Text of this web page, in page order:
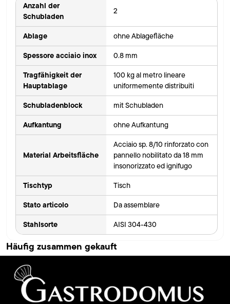
Anzahl der
Schubladen
2
Ablage ohne Ablagefläche
Spessore acciaio inox 0.8 mm
Tragfähigkeit der
Hauptablage
100 kg al metro lineare
uniformemente distribuiti
Schubladenblock mit Schubladen
Aufkantung ohne Aufkantung
Material Arbeitsfläche
Acciaio sp. 8/10 rinforzato con
pannello nobilitato da 18 mm
insonorizzato ed ignifugo
Tischtyp Tisch
Stato articolo Da assemblare
Stahlsorte AISI 304-430
Häufig zusammen gekauft